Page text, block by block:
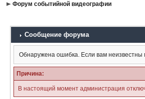
Форум событийной видеографии
Сообщение форума
Обнаружена ошибка. Если вам
Причина:
В настоящий момент администрация